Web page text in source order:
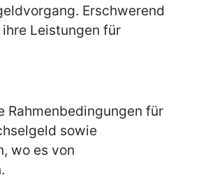
Erschwerend
Leistungen für
Rahmenbedingungen für
sowie
wo es von